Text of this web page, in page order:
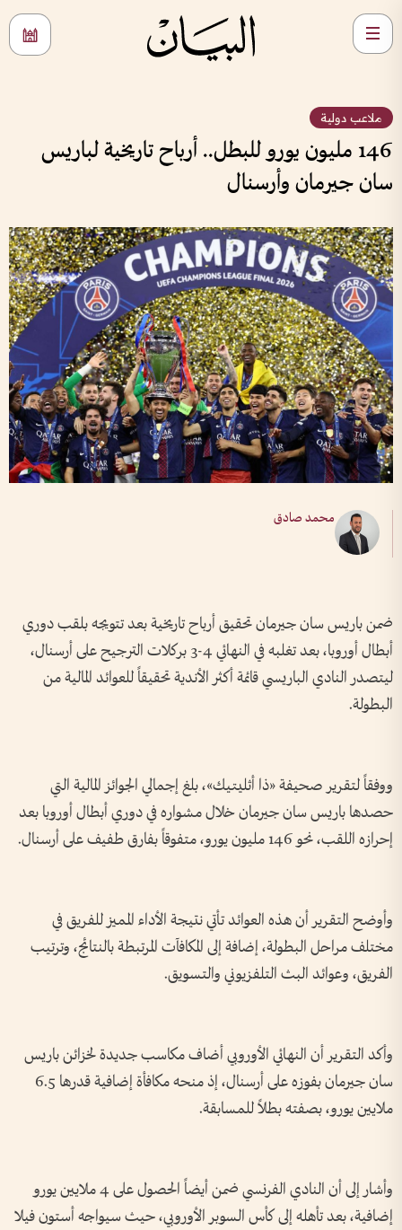
ملاعب دولية
146 مليون يورو للبطل.. أرباح تاريخية لباريس
سان جيرمان وأرسنال
محمد صادق
ضمن باريس سان جيرمان تحقيق أرباح تاريخية بعد تتويجه بلقب دوري
أبطال أوروبا، بعد تغلبه في النهائي 4-3 بركلات الترجيح على أرسنال،
ليتصدر النادي الباريسي قائمة أكثر الأندية تحقيقاً للعوائد المالية من
البطولة.
ووفقاً لتقرير صحيفة «ذا أثليتيك»، بلغ إجمالي الجوائز المالية التي
حصدها باريس سان جيرمان خلال مشواره في دوري أبطال أوروبا بعد
إحرازه اللقب، نحو 146 مليون يورو، متفوقاً بفارق طفيف على أرسنال.
وأوضح التقرير أن هذه العوائد تأتي نتيجة الأداء المميز للفريق في
مختلف مراحل البطولة، إضافة إلى المكافآت المرتبطة بالنتائج، وترتيب
الفريق، وعوائد البث التلفزيوني والتسويق.
وأكد التقرير أن النهائي الأوروبي أضاف مكاسب جديدة لخزائن باريس
سان جيرمان بفوزه على أرسنال، إذ منحه مكافأة إضافية قدرها 6.5
ملايين يورو، بصفته بطلاً للمسابقة.
وأشار إلى أن النادي الفرنسي ضمن أيضاً الحصول على 4 ملايين يورو
إضافية، بعد تأهله إلى كأس السوبر الأوروبي، حيث سيواجه أستون فيلا